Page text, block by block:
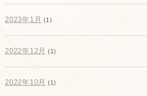
2023年1月 (1)
2022年12月 (1)
2022年10月 (1)